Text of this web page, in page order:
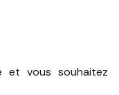
et vous souhaitez